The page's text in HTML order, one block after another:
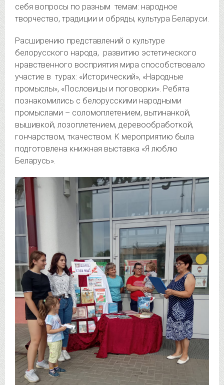
себя вопросы по разным темам: народное
творчество, традиции и обряды, культура Беларуси.
Расширению представлений о культуре
белорусского народа, развитию эстетического
нравственного восприятия мира способствовало
участие в турах: «Исторический», «Народные
промыслы», «Пословицы и поговорки». Ребята
познакомились с белорусскими народными
промыслами – соломоплетением, вытинанкой,
вышивкой, лозоплетением, деревообработкой,
гончарством, ткачеством. К мероприятию была
подготовлена книжная выставка «Я люблю
Беларусь».